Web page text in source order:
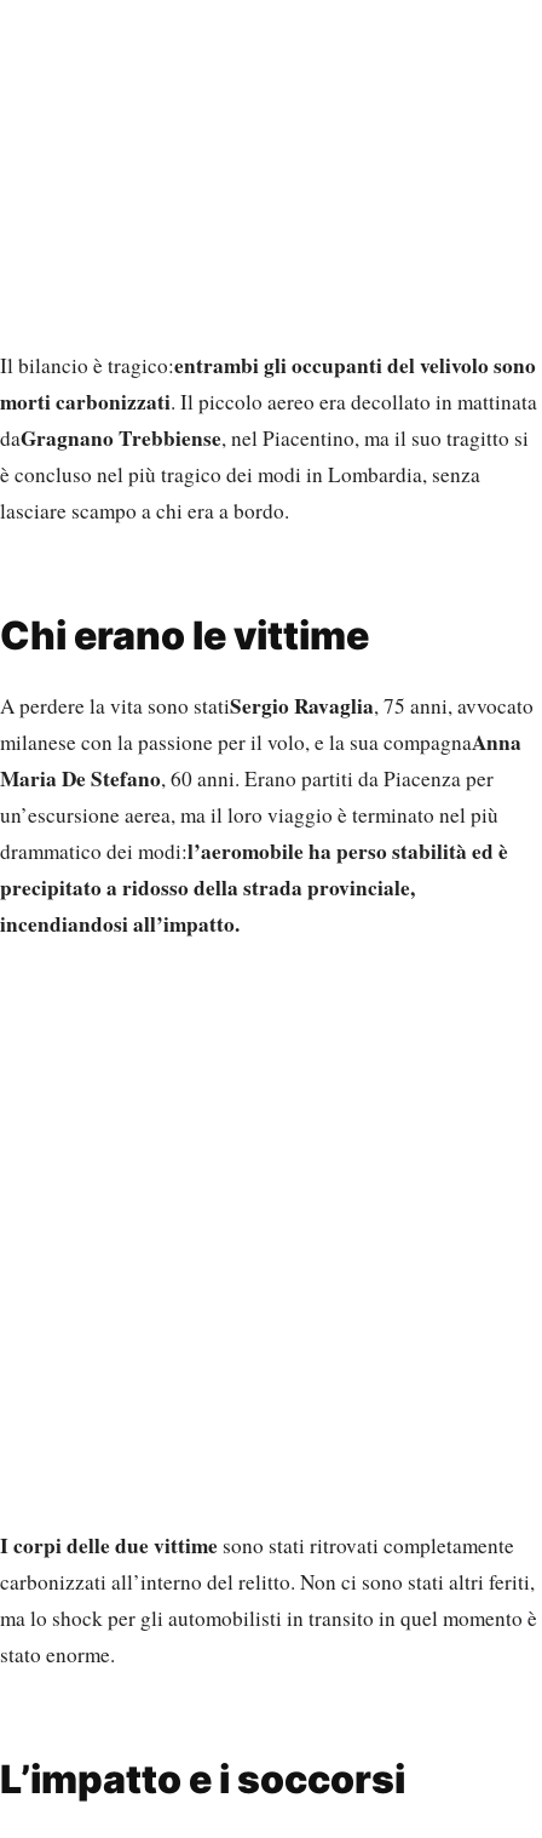
Il bilancio è tragico:entrambi gli occupanti del velivolo sono
morti carbonizzati. Il piccolo aereo era decollato in mattinata
daGragnano Trebbiense, nel Piacentino, ma il suo tragitto si
è concluso nel più tragico dei modi in Lombardia, senza
lasciare scampo a chi era a bordo.
Chi erano le vittime
A perdere la vita sono statiSergio Ravaglia, 75 anni, avvocato
milanese con la passione per il volo, e la sua compagnaAnna
Maria De Stefano, 60 anni. Erano partiti da Piacenza per
un’escursione aerea, ma il loro viaggio è terminato nel più
drammatico dei modi:l’aeromobile ha perso stabilità ed è
precipitato a ridosso della strada provinciale,
incendiandosi all’impatto.
I corpi delle due vittimesono stati ritrovati completamente
carbonizzati all’interno del relitto. Non ci sono stati altri feriti,
ma lo shock per gli automobilisti in transito in quel momento è
stato enorme.
L’impatto e i soccorsi